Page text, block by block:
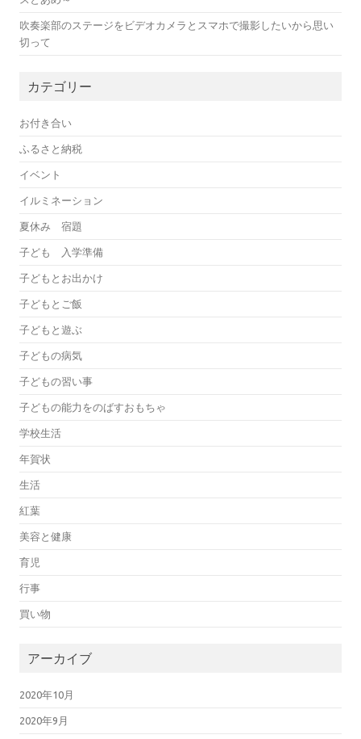
吹奏楽部のステージをビデオカメラとスマホで撮影したいから思い
切って
カテゴリー
お付き合い
ふるさと納税
イベント
イルミネーション
夏休み 宿題
子ども 入学準備
子どもとお出かけ
子どもとご飯
子どもと遊ぶ
子どもの病気
子どもの習い事
子どもの能力をのばすおもちゃ
学校生活
年賀状
生活
紅葉
美容と健康
育児
行事
買い物
アーカイブ
2020年10月
2020年9月